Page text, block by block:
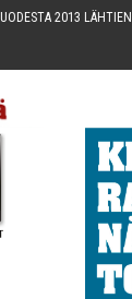
2013 LÄHTIEN